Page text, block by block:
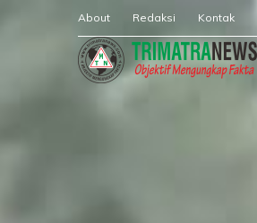
About Redaksi Kontak